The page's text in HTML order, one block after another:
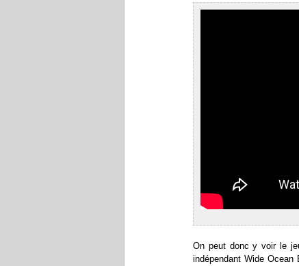
On peut donc y voir le
indépendant Wide